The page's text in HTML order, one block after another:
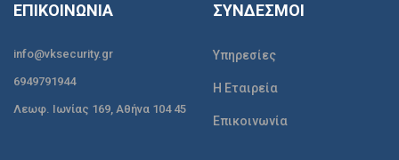
ΕΠΙΚΟΙΝΩΝΙΑ
info@vksecurity.gr
6949791944
Λεωφ. Ιωνίας 169, Αθήνα 104 45
ΣΥΝΔΕΣΜΟΙ
Υπηρεσίες
Η Εταιρεία
Επικοινωνία